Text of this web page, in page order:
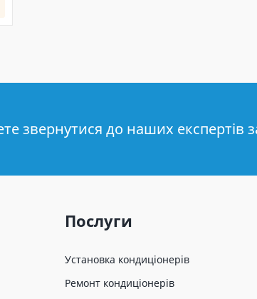
звернутися до наших експертів
Послуги
Установка кондиціонерів
Ремонт кондиціонерів